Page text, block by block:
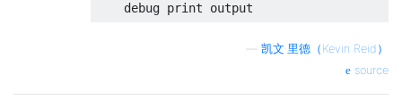
    debug
print output
凯文·里德（Kevin Reid）
source